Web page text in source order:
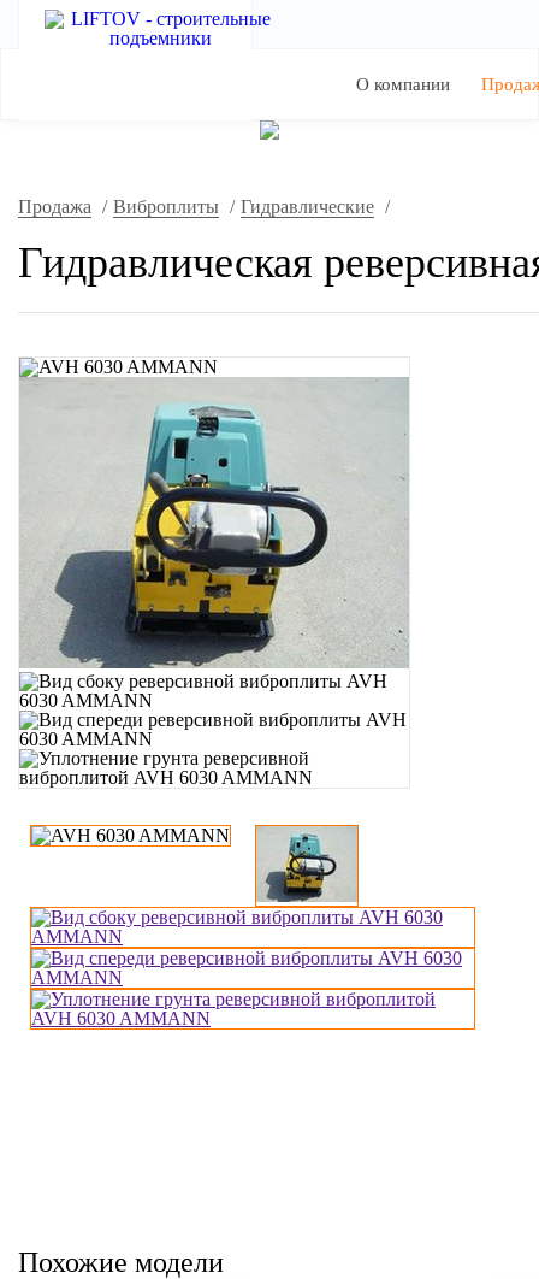
О компании
Продажа / Виброплиты / Гидравлические /
Гидравлическая
Похожие модели